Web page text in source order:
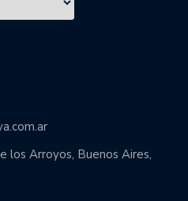
los Arroyos, Buenos Aires,